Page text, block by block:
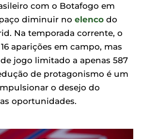
com o Botafogo em
diminuir no elenco do
Na temporada corrente, o
aparições em campo, mas
jogo limitado a apenas 587
de protagonismo é um
o desejo do
oportunidades.